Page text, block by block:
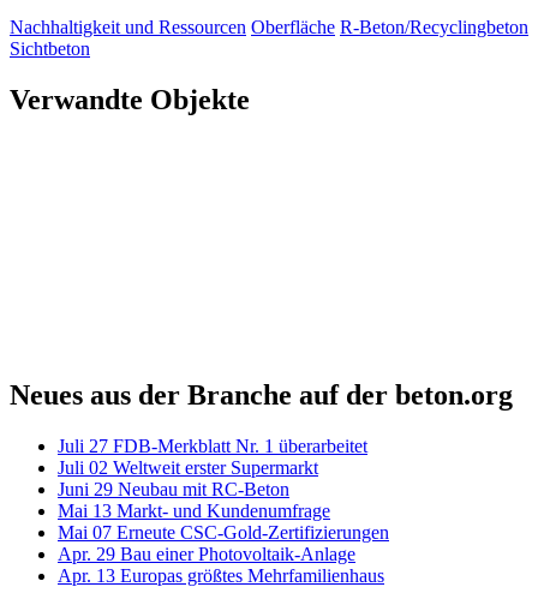
Nachhaltigkeit und Ressourcen Oberfläche R-Beton/Recyclingbeton
Sichtbeton
Verwandte Objekte
Neues aus der Branche auf der beton.org
Juli 27 FDB-Merkblatt Nr. 1 überarbeitet
Juli 02 Weltweit erster Supermarkt
Juni 29 Neubau mit RC-Beton
Mai 13 Markt- und Kundenumfrage
Mai 07 Erneute CSC-Gold-Zertifizierungen
Apr. 29 Bau einer Photovoltaik-Anlage
Apr. 13 Europas größtes Mehrfamilienhaus